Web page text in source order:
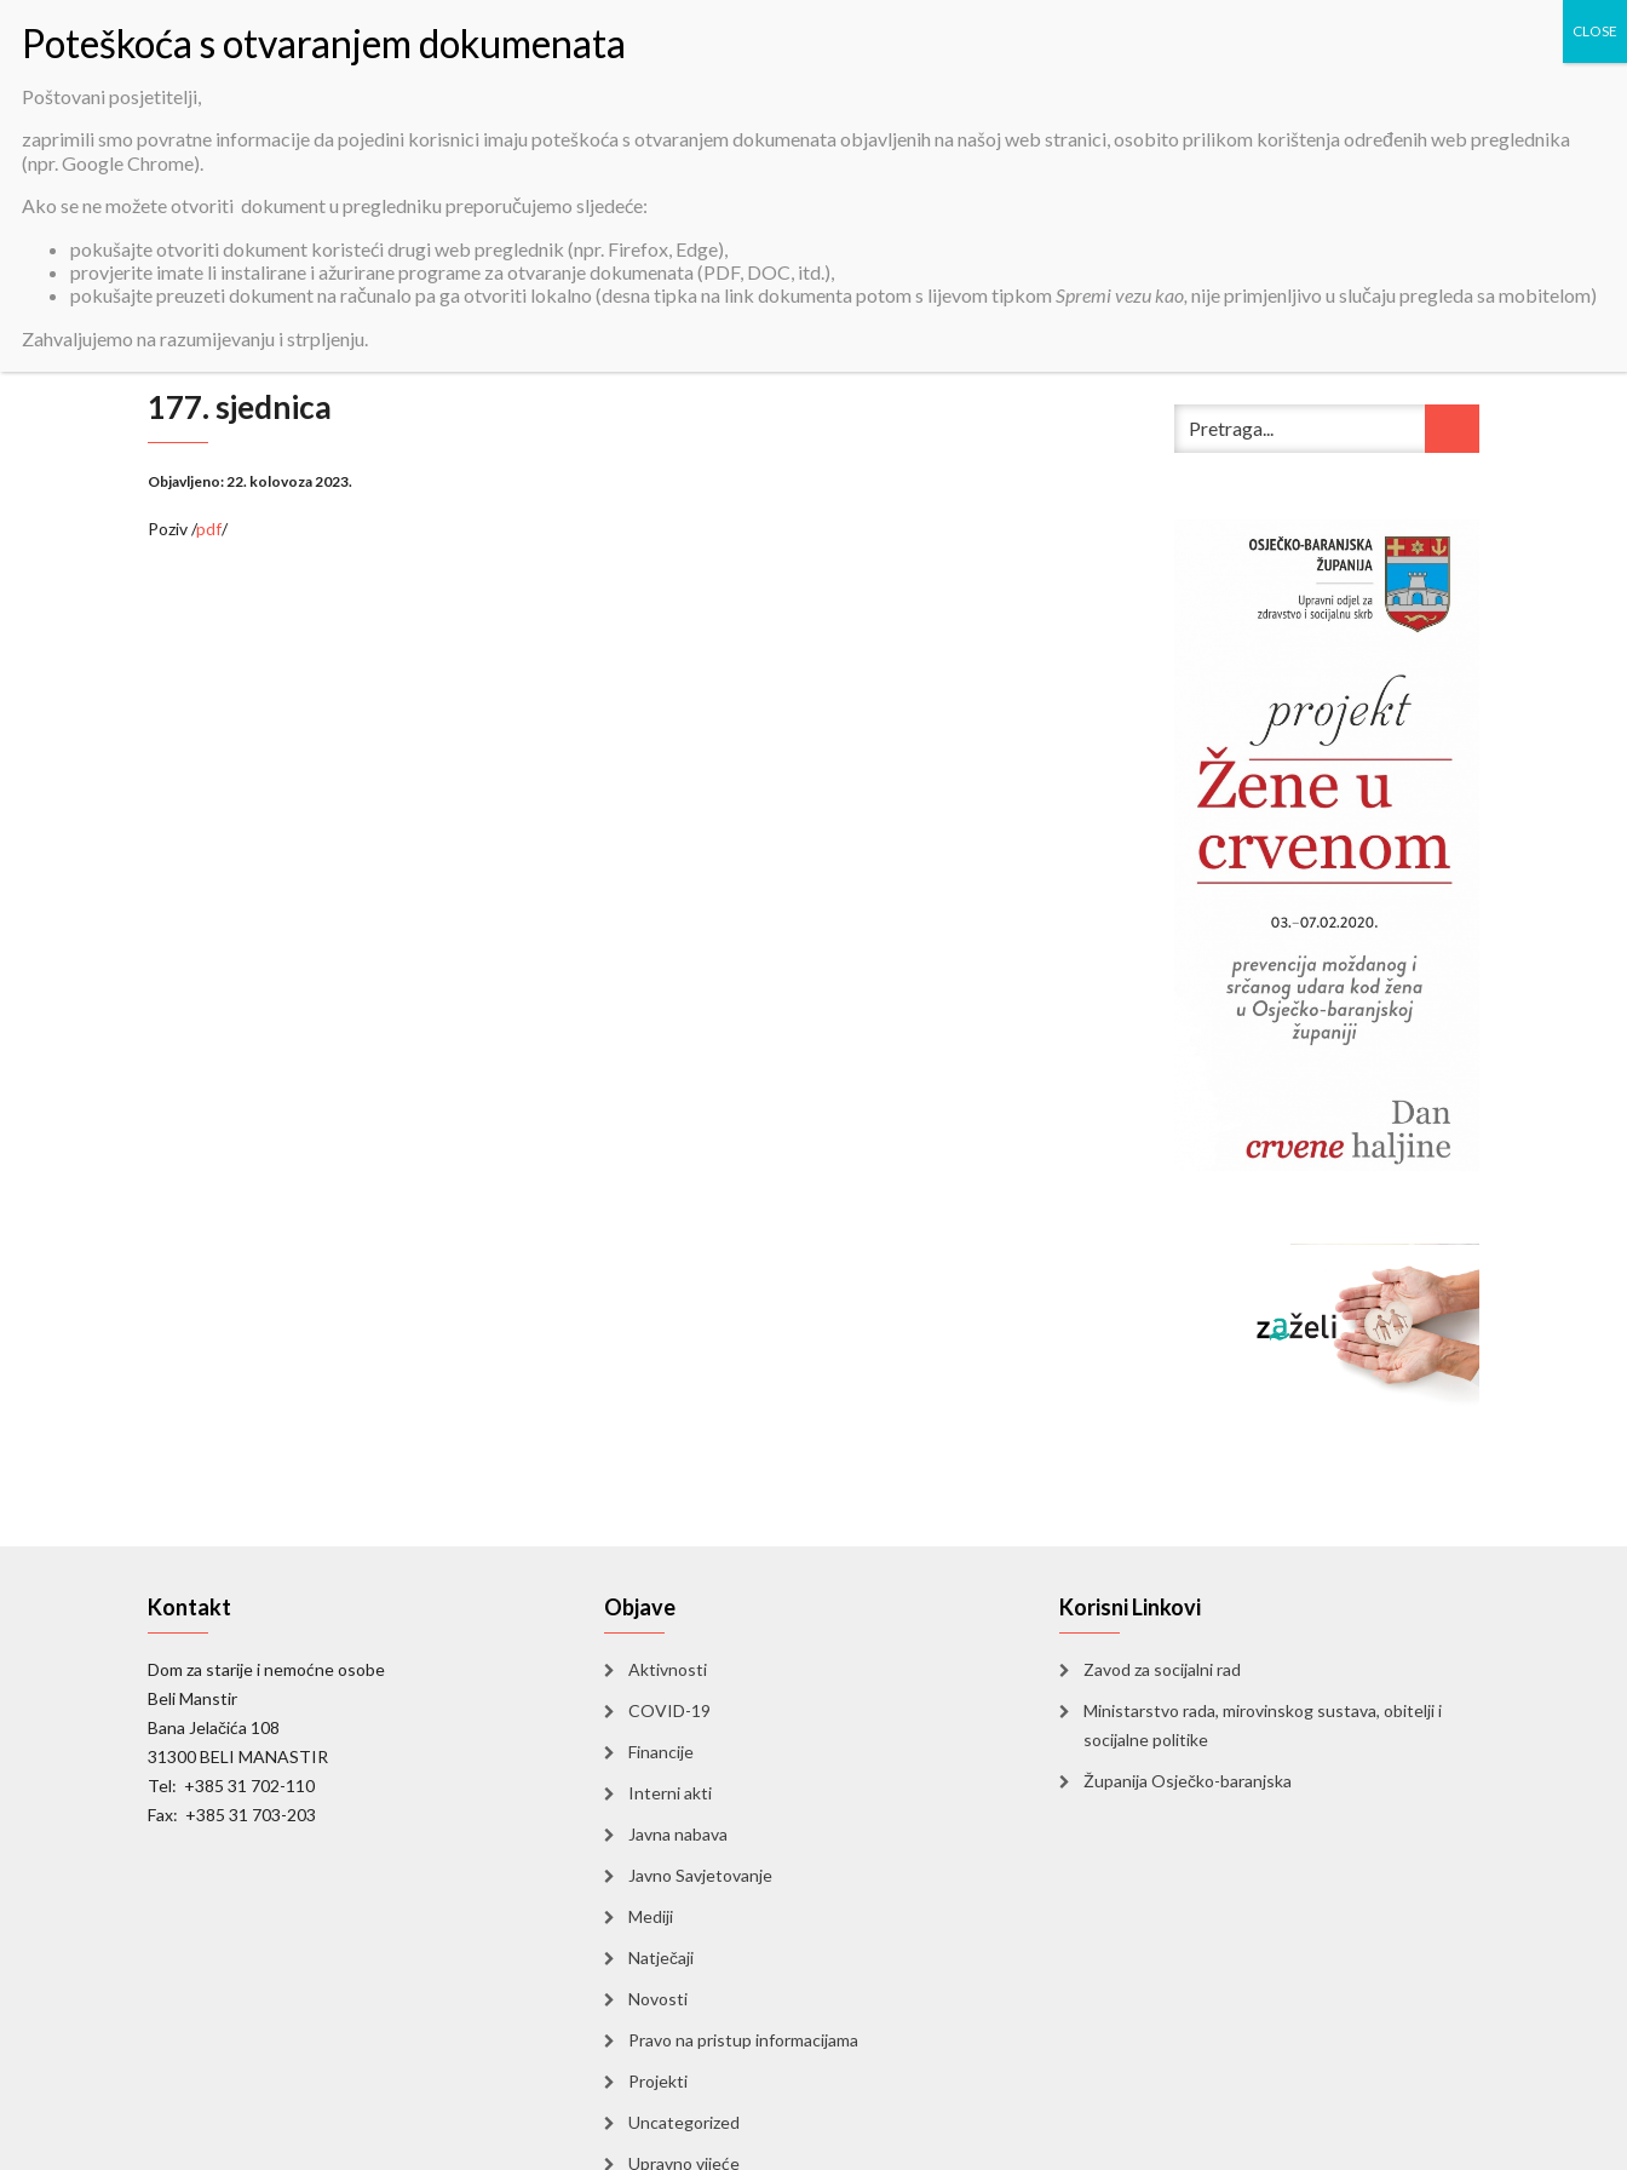
177. sjednica
Objavljeno: 22. kolovoza 2023.
Poziv /pdf/
Kontakt
Dom za starije i nemoćne osobe
Beli Manstir
Bana Jelačića 108
31300 BELI MANASTIR
Tel: +385 31 702-110
Fax: +385 31 703-203
Objave
Aktivnosti
COVID-19
Financije
Interni akti
Javna nabava
Javno Savjetovanje
Mediji
Natječaji
Novosti
Pravo na pristup informacijama
Projekti
Uncategorized
Upravno vijeće
Korisni Linkovi
Zavod za socijalni rad
Ministarstvo rada, mirovinskog sustava, obitelji i
socijalne politike
Županija Osječko-baranjska
Poštovani posjetitelji,
zaprimili smo povratne informacije da pojedini korisnici imaju poteškoća s otvaranjem dokumenata objavljenih na našoj web stranici, osobito prilikom korištenja određenih web preglednika
(npr. Google Chrome).
Ako se ne možete otvoriti dokument u pregledniku preporučujemo sljedeće:
pokušajte otvoriti dokument koristeći drugi web preglednik (npr. Firefox, Edge),
provjerite imate li instalirane i ažurirane programe za otvaranje dokumenata (PDF, DOC, itd.),
pokušajte preuzeti dokument na računalo pa ga otvoriti lokalno (desna tipka na link dokumenta potom s lijevom tipkom Spremi vezu kao, nije primjenljivo u slučaju pregleda sa mobitelom)
Zahvaljujemo na razumijevanju i strpljenju.